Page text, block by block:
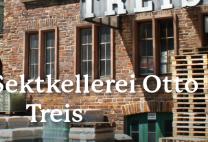
Otto
Treis